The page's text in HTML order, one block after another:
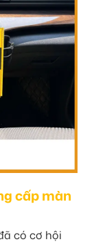
cấp màn
có cơ hội